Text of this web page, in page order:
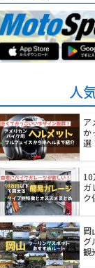
人
ア
か
選
10
ガ
ク
岡
グ
観